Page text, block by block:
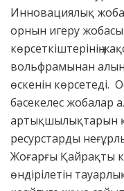
Инновациялық
орнын игеру
көрсеткіштерінің
вольфрамынан
өскенін көрсетеді.
бәсекелес жобалар
артықшылықтарын
ресурстарды
Жоғарғы Қайрақты
өндірілетін